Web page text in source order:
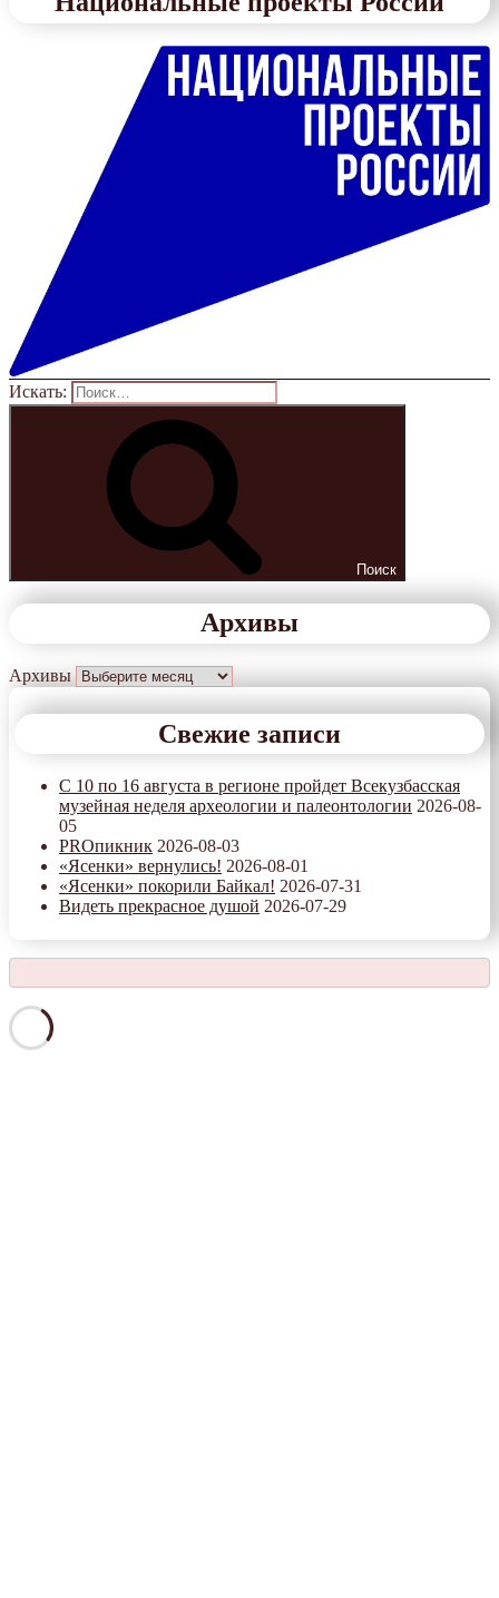
Искать:
Поиск
Архивы
Архивы
Свежие записи
С 10 по 16 августа в регионе пройдет Всекузбасская
музейная неделя археологии и палеонтологии 2026-08-
05
PROпикник 2026-08-03
«Ясенки» вернулись! 2026-08-01
«Ясенки» покорили Байкал! 2026-07-31
Видеть прекрасное душой 2026-07-29